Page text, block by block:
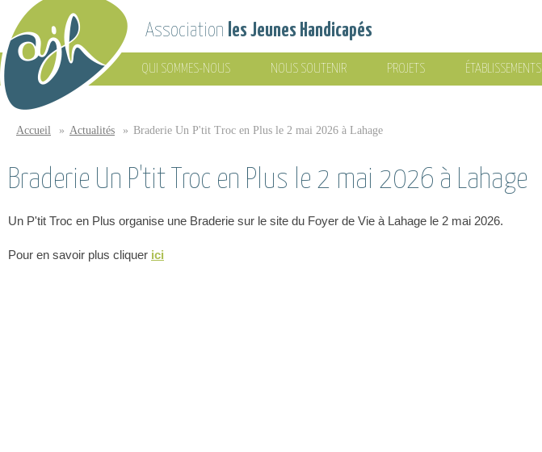
Aller au contenu principal
Association les Jeunes Handicapés
Association
les Jeunes
Handicapés
QUI SOMMES-NOUS NOUS SOUTENIR PROJETS ÉTABLISSEMENTS
Vous êtes ici
Accueil » Actualités » Braderie Un P'tit Troc en Plus le 2 mai 2026 à Lahage
Braderie Un P'tit Troc en Plus le 2 mai 2026 à Lahage
Un P'tit Troc en Plus organise une Braderie sur le site du Foyer de Vie à Lahage le 2 mai 2026.
Pour en savoir plus cliquer ici